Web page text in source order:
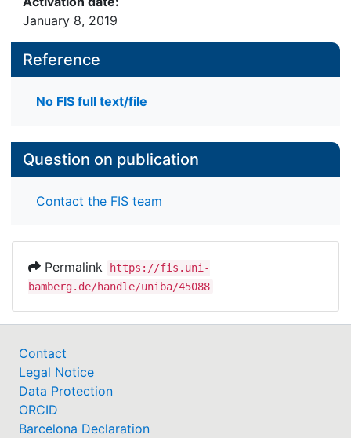
January 8, 2019
Reference
No FIS full text/file
Question on publication
Contact the FIS team
Permalink
https://fis.uni-
bamberg.de/handle/uniba/45088
Contact
Legal Notice
Data Protection
ORCID
Barcelona Declaration